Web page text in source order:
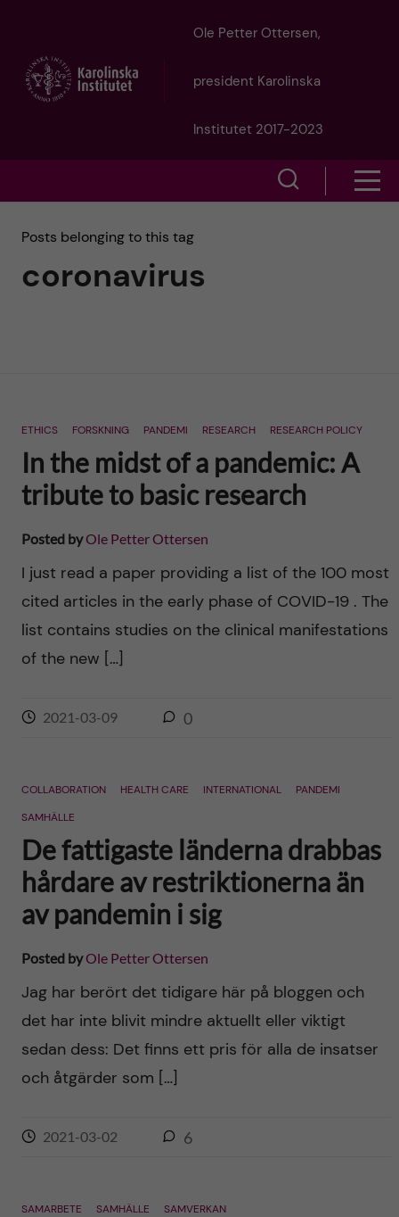
t
m
Ole Petter Ottersen,
president Karolinska
Institutet 2017-2023
c
h
e
l
n
Posts belonging to this tag
coronavirus
ETHICS FORSKNING PANDEMI RESEARCH RESEARCH POLICY
In the midst of a pandemic: A
tribute to basic research
Posted byOle Petter Ottersen
I just read a paper providing a list of the 100 most
cited articles in the early phase of COVID-19 . The
list contains studies on the clinical manifestations
of the new […]
2021-03-09 0
COLLABORATION HEALTH CARE INTERNATIONAL
PANDEMI
SAMHÄLLE
De fattigaste länderna drabbas
hårdare av restriktionerna än
av pandemin i sig
Posted byOle Petter Ottersen
Jag har berört det tidigare här på bloggen och
det har inte blivit mindre aktuellt eller viktigt
sedan dess: Det finns ett pris för alla de insatser
och åtgärder som […]
2021-03-02 6
SAMARBETE SAMHÄLLE SAMVERKAN